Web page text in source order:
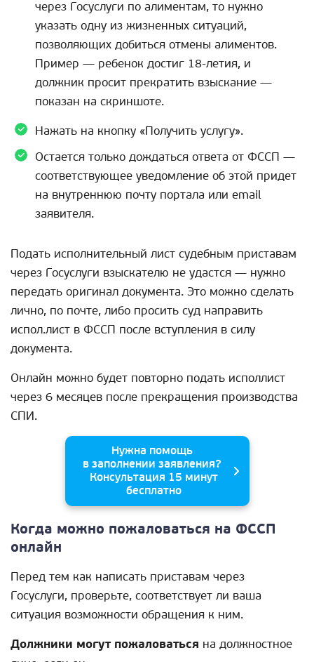
через Госуслуги по алиментам, то нужно
указать одну из жизненных ситуаций,
позволяющих добиться отмены алиментов.
Пример — ребенок достиг 18-летия, и
должник просит прекратить взыскание —
показан на скриншоте.
Нажать на кнопку «Получить услугу».
Остается только дождаться ответа от ФССП —
соответствующее уведомление об этой придет
на внутреннюю почту портала или email
заявителя.
Подать исполнительный лист судебным приставам
через Госуслуги взыскателю не удастся — нужно
передать оригинал документа. Это можно сделать
лично, по почте, либо просить суд направить
испол.лист в ФССП после вступления в силу
документа.
Онлайн можно будет повторно подать исполлист
через 6 месяцев после прекращения производства
СПИ.
Нужна помощь
в заполнении заявления?
Консультация 15 минут
бесплатно
Когда можно пожаловаться на ФССП
онлайн
Перед тем как написать приставам через
Госуслуги, проверьте, соответствует ли ваша
ситуация возможности обращения к ним.
Должники могут пожаловаться на должностное